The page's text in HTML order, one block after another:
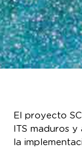
El proyecto
ITS maduros
la